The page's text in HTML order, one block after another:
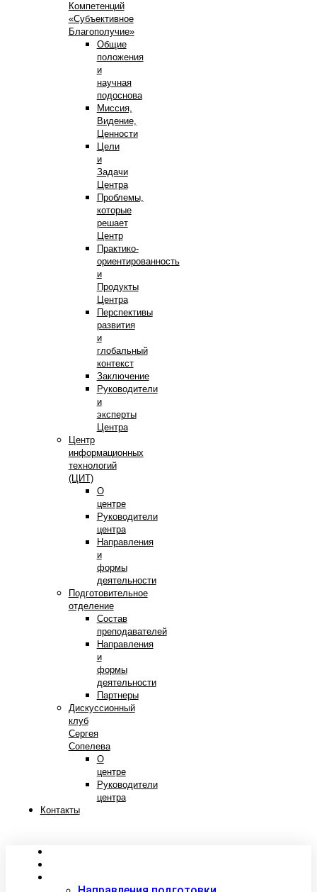
Компетенций
«Субъективное
Благополучие»
Общие
положения
и
научная
подоснова
Миссия,
Видение,
Ценности
Цели
и
Задачи
Центра
Проблемы,
которые
решает
Центр
Практико-
ориентированность
и
Продукты
Центра
Перспективы
развития
и
глобальный
контекст
Заключение
Руководители
и
эксперты
Центра
Центр
информационных
технологий
(ЦИТ)
О
центре
Руководители
центра
Направления
и
формы
деятельности
Подготовительное
отделение
Состав
преподавателей
Направления
и
формы
деятельности
Партнеры
Дискуссионный
клуб
Сергея
Сопелева
О
центре
Руководители
центра
Контакты